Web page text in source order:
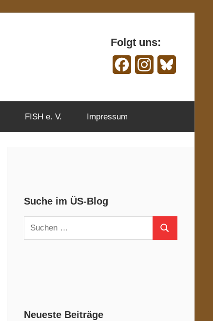
Folgt uns:
FacebookInstagram
FISH e. V. Impressum
Suche im ÜS-Blog
Suchen
nach:
Suchen
Neueste Beiträge